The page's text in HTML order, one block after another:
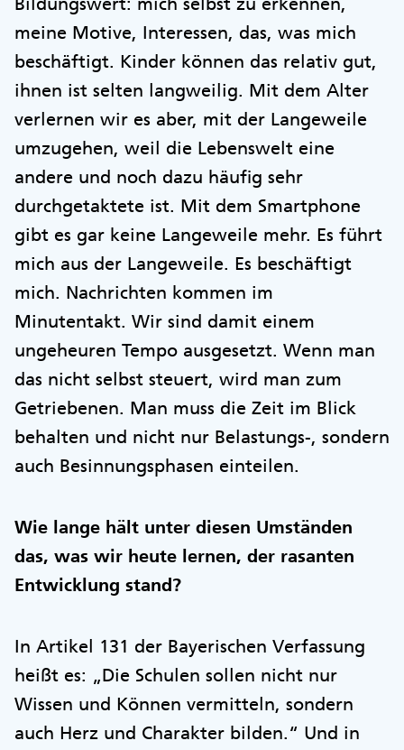
meine Motive, Interessen, das, was mich
beschäftigt. Kinder können das relativ gut,
ihnen ist selten langweilig. Mit dem Alter
verlernen wir es aber, mit der Langeweile
umzugehen, weil die Lebenswelt eine
andere und noch dazu häufig sehr
durchgetaktete ist. Mit dem Smartphone
gibt es gar keine Langeweile mehr. Es führt
mich aus der Langeweile. Es beschäftigt
mich. Nachrichten kommen im
Minutentakt. Wir sind damit einem
ungeheuren Tempo ausgesetzt. Wenn man
das nicht selbst steuert, wird man zum
Getriebenen. Man muss die Zeit im Blick
behalten und nicht nur Belastungs-, sondern
auch Besinnungsphasen einteilen.
Wie lange hält unter diesen Umständen
das, was wir heute lernen, der rasanten
Entwicklung stand?
In Artikel 131 der Bayerischen Verfassung
heißt es: „Die Schulen sollen nicht nur
Wissen und Können vermitteln, sondern
auch Herz und Charakter bilden.“ Und in